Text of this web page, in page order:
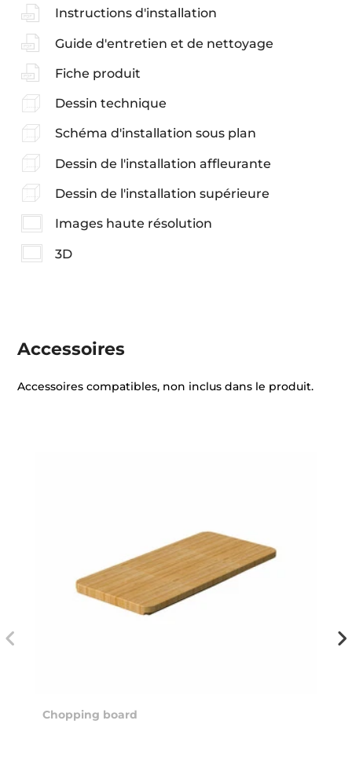
Instructions d'installation
Guide d'entretien et de nettoyage
Fiche produit
Dessin technique
Schéma d'installation sous plan
Dessin de l'installation affleurante
Dessin de l'installation supérieure
Images haute résolution
3D
Accessoires
Accessoires compatibles, non inclus dans le produit.
Chopping board